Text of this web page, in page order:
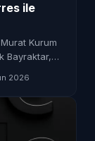
ile
Kurum
Bayraktar,
2026